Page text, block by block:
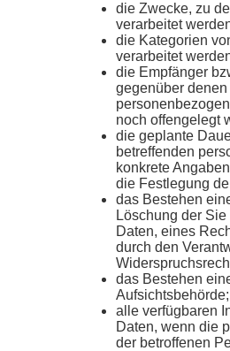
die Zwecke, zu
verarbeitet
die Kategorien
verarbeitet
die Empfänger
gegenüber
noch offengelegt
die geplante
betreffenden
konkrete
die Festlegung
das Bestehen
Löschung der
Daten, eines
durch den
das Bestehen
Aufsichtsbehörde;
alle verfügbaren
Daten, wenn die
der betroffenen